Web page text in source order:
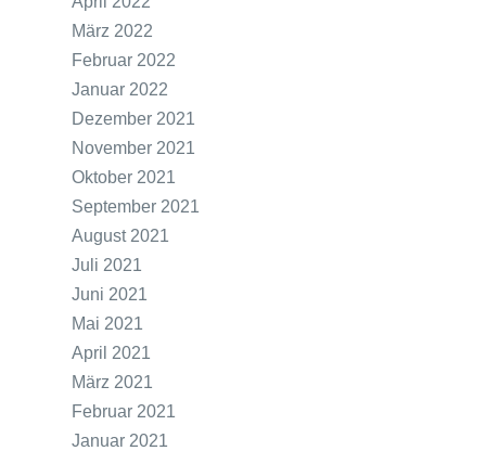
März 2022
Februar 2022
Januar 2022
Dezember 2021
November 2021
Oktober 2021
September 2021
August 2021
Juli 2021
Juni 2021
Mai 2021
April 2021
März 2021
Februar 2021
Januar 2021